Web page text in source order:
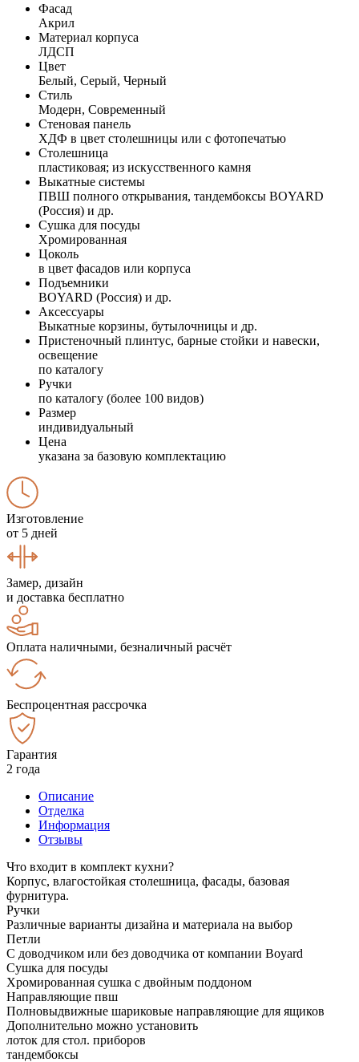
Фасад
Акрил
Материал корпуса
ЛДСП
Цвет
Белый, Серый, Черный
Стиль
Модерн, Современный
Стеновая панель
ХДФ в цвет столешницы или с фотопечатью
Столешница
пластиковая; из искусственного камня
Выкатные системы
ПВШ полного открывания, тандембоксы BOYARD
(Россия) и др.
Сушка для посуды
Хромированная
Цоколь
в цвет фасадов или корпуса
Подъемники
BOYARD (Россия) и др.
Аксессуары
Выкатные корзины, бутылочницы и др.
Пристеночный плинтус, барные стойки и навески,
освещение
по каталогу
Ручки
по каталогу (более 100 видов)
Размер
индивидуальный
Цена
указана за базовую комплектацию
Изготовление
от 5 дней
Замер, дизайн
и доставка бесплатно
Оплата наличными, безналичный расчёт
Беспроцентная рассрочка
Гарантия
2 года
Описание
Отделка
Информация
Отзывы
Что входит в комплект кухни?
Корпус, влагостойкая столешница, фасады, базовая
фурнитура.
Ручки
Различные варианты дизайна и материала на выбор
Петли
С доводчиком или без доводчика от компании Boyard
Сушка для посуды
Хромированная сушка с двойным поддоном
Направляющие пвш
Полновыдвижные шариковые направляющие для ящиков
Дополнительно можно установить
лоток для стол. приборов
тандембоксы